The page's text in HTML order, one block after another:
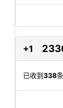
+1
已收到338